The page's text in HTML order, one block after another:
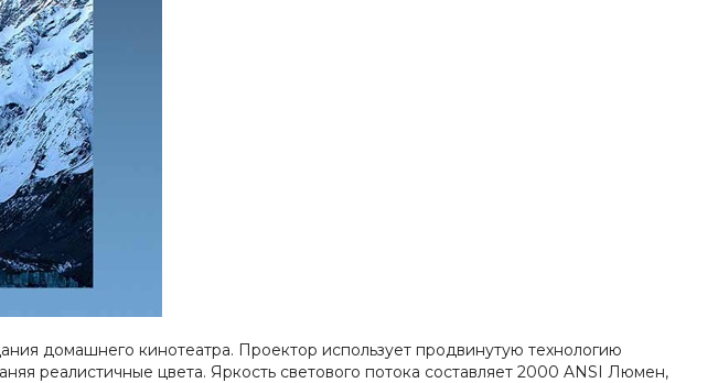
домашнего кинотеатра. Проектор использует продвинутую технологию
реалистичные цвета. Яркость светового потока составляет 2000 ANSI Люмен,